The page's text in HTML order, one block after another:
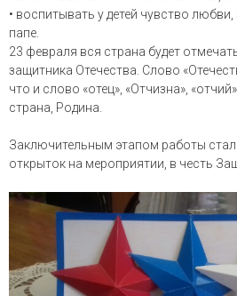
• воспитывать у детей чувство
папе.
23 февраля вся страна будет
защитника Отечества. Слово
что и слово «отец», «Отчизна»,
страна, Родина.
Заключительным этапом работы
открыток на мероприятии, в честь